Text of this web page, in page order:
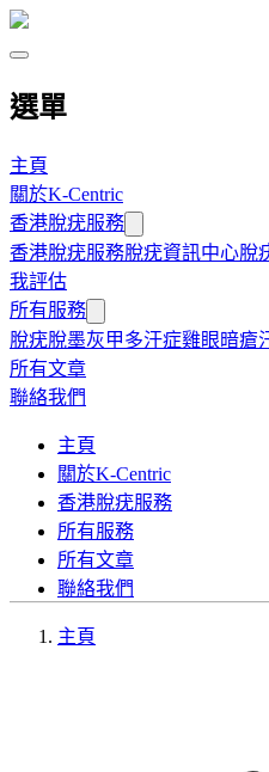
選單
主頁
關於K-Centric
香港脫疣服務
香港脫疣服務脫疣資訊中心脫
我評估
所有服務
脫疣脫墨灰甲多汗症雞眼暗瘡
所有文章
聯絡我們
主頁
關於K-Centric
香港脫疣服務
所有服務
所有文章
聯絡我們
主頁